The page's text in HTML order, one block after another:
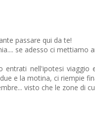
passare qui da te!
se adesso ci mettiamo
entrati nell'ipotesi
e la motina, ci riempie
visto che le zone di